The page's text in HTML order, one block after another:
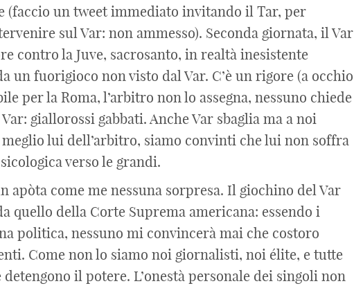
(faccio un tweet immediato invitando il Tar, per
sul Var: non ammesso). Seconda giornata, il Var
contro la Juve, sacrosanto, in realtà inesistente
un fuorigioco non visto dal Var. C’è un rigore (a occhio
per la Roma, l’arbitro non lo assegna, nessuno chiede
giallorossi gabbati. Anche Var sbaglia ma a noi
lui dell’arbitro, siamo convinti che lui non soffra
verso le grandi.
apòta come me nessuna sorpresa. Il giochino del Var
quello della Corte Suprema americana: essendo i
politica, nessuno mi convincerà mai che costoro
Come non lo siamo noi giornalisti, noi élite, e tutte
detengono il potere. L’onestà personale dei singoli non